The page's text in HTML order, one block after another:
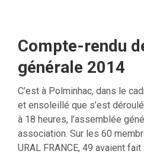
Compte-rendu
générale 2014
C’est à Polminhac, dans le
et ensoleillé que s’est
à 18 heures, l’assemblée
association. Sur les 60
URAL FRANCE, 49 avaient